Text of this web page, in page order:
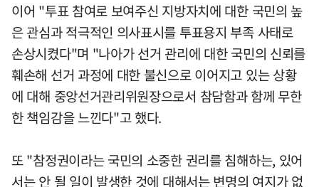
이어 "투표 참여로 보여주신 지방자치에 대한 국민의 높
은 관심과 적극적인 의사표시를 투표용지 부족 사태로
손상시켰다"며 "나아가 선거 관리에 대한 국민의 신뢰를
훼손해 선거 과정에 대한 불신으로 이어지고 있는 상황
에 대해 중앙선거관리위원장으로서 참담함과 함께 무한
한 책임감을 느낀다"고 했다.
또 "참정권이라는 국민의 소중한 권리를 침해하는, 있어
서는 안 될 일이 발생한 것에 대해서는 변명의 여지가 없